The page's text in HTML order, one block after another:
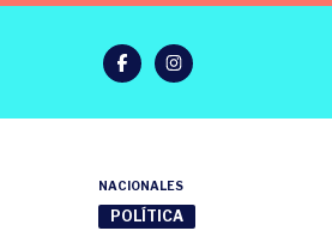
NACIONALES
POLÍTICA